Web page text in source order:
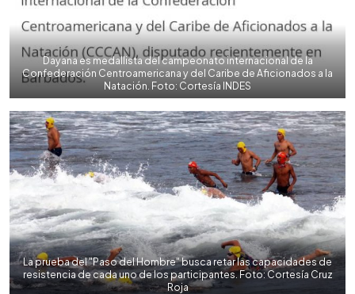
Dayana es medallista del campeonato internacional de la
Confederación Centroamericana y del Caribe de Aficionados a la
Natación. Foto: Cortesía INDES
La prueba del "Paso del Hombre" busca retar las capacidades de
resistencia de cada uno de los participantes. Foto: Cortesía Cruz
Roja